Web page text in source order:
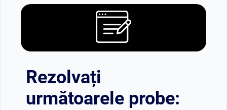
Rezolvați
următoarele probe: